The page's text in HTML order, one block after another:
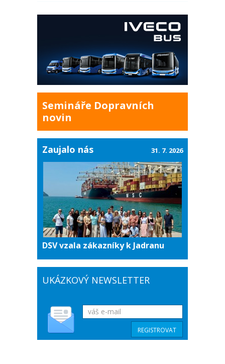
Semináře Dopravních
novin
Zaujalo nás
DSV vzala zákazníky k Jadranu
31. 7. 2026
UKÁZKOVÝ NEWSLETTER